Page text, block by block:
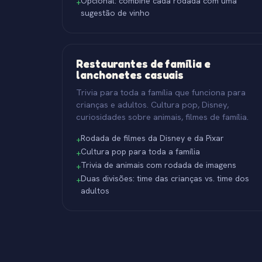
sugestão de vinho
Restaurantes de família e
lanchonetes casuais
Trivia para toda a família que funciona para
crianças e adultos. Cultura pop, Disney,
curiosidades sobre animais, filmes de família.
+Rodada de filmes da Disney e da Pixar
+Cultura pop para toda a família
+Trivia de animais com rodada de imagens
+Duas divisões: time das crianças vs. time dos
adultos